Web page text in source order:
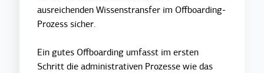
ausreichenden Wissenstransfer im Offboarding-
Prozess sicher.
Ein gutes Offboarding umfasst im ersten
Schritt die administrativen Prozesse wie das